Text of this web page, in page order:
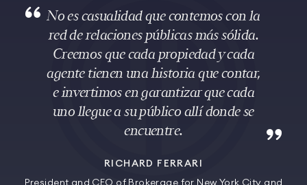
No es casualidad que contemos con la
red de relaciones públicas más sólida.
Creemos que cada propiedad y cada
agente tienen una historia que contar,
e invertimos en garantizar que cada
uno llegue a su público allí donde se
encuentre.
RICHARD FERRARI
President and CEO of Brokerage for New York City and